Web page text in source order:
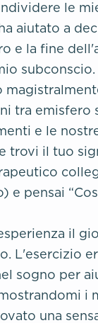
le
aiutato a
e la fine
subconscio.
tra emisfero
e le
trovi il tuo
e pensai
il
L'esercizio
sogno per
i
una